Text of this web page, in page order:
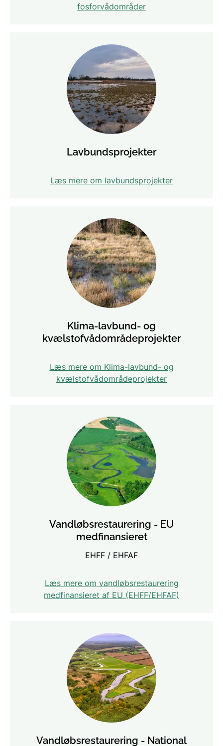
fosforvådområder
Lavbundsprojekter
Læs mere om lavbundsprojekter
Klima-lavbund- og
kvælstofvådområde­projekter
Læs mere om Klima-lavbund- og
kvælstofvådområde­projekter
Vandløbsrestaurering - EU
medfinansieret
EHFF / EHFAF
Læs mere om vandløbsrestaurering
medfinansieret af EU (EHFF/EHFAF)
Vandløbsrestaurering - National